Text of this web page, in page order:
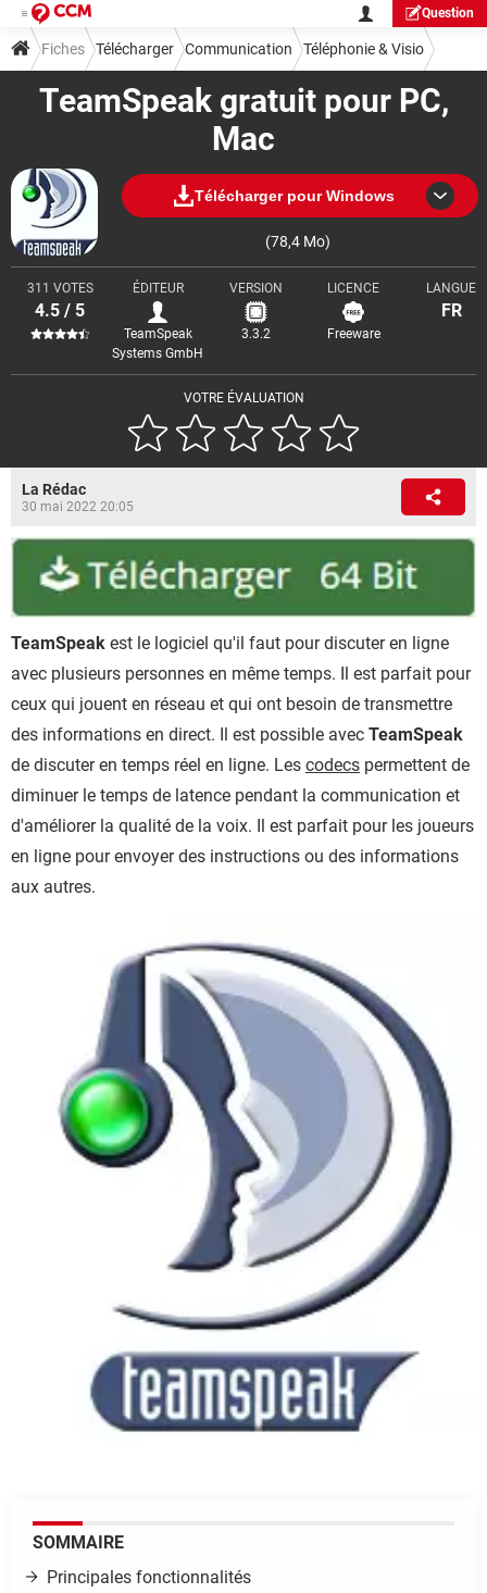
Question
TeamSpeak gratuit pour PC,
Mac
Télécharger pour Windows
(78,4 Mo)
VOTRE ÉVALUATION
311 VOTES
4.5 / 5
ÉDITEUR
TeamSpeak
Systems GmbH
VERSION
3.3.2
LICENCE
Freeware
LANGUE
FR
Fiches Télécharger Communication Téléphonie & Visio
La Rédac
30 mai 2022 20:05
TeamSpeak est le logiciel qu'il faut pour discuter en ligne
avec plusieurs personnes en même temps. Il est parfait pour
ceux qui jouent en réseau et qui ont besoin de transmettre
des informations en direct. Il est possible avec TeamSpeak
de discuter en temps réel en ligne. Les codecs permettent de
diminuer le temps de latence pendant la communication et
d'améliorer la qualité de la voix. Il est parfait pour les joueurs
en ligne pour envoyer des instructions ou des informations
aux autres.
SOMMAIRE
Principales fonctionnalités